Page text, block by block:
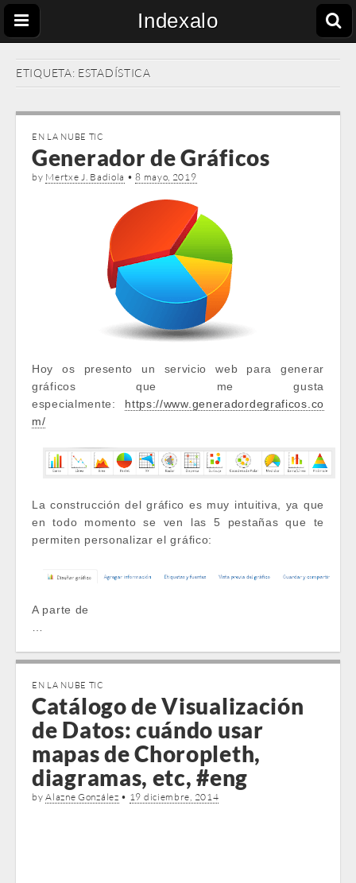
Indexalo
ETIQUETA: ESTADÍSTICA
EN LA NUBE TIC
Generador de Gráficos
by Mertxe J. Badiola •8 mayo, 2019
Hoy os presento un servicio web para generar
gráficos que me gusta
especialmente: https://www.generadordegraficos.co
m/
La construcción del gráfico es muy intuitiva, ya que
en todo momento se ven las 5 pestañas que te
permiten personalizar el gráfico:
A parte de
EN LA NUBE TIC
Catálogo de Visualización
de Datos: cuándo usar
mapas de Choropleth,
diagramas, etc, #eng
byAlazne González • 19 diciembre, 2014